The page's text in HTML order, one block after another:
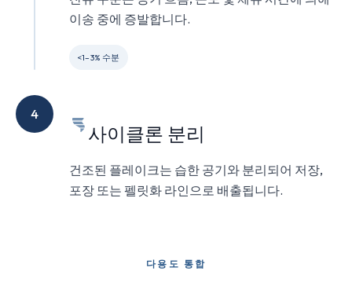
이송 중에 증발합니다.
<1–3% 수분
4
사이클론 분리
건조된 플레이크는 습한 공기와 분리되어 저장,
포장 또는 펠릿화 라인으로 배출됩니다.
다용도 통합